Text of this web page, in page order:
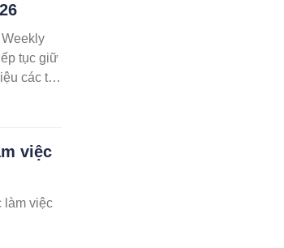
tục giữ
các tác
việc
làm việc